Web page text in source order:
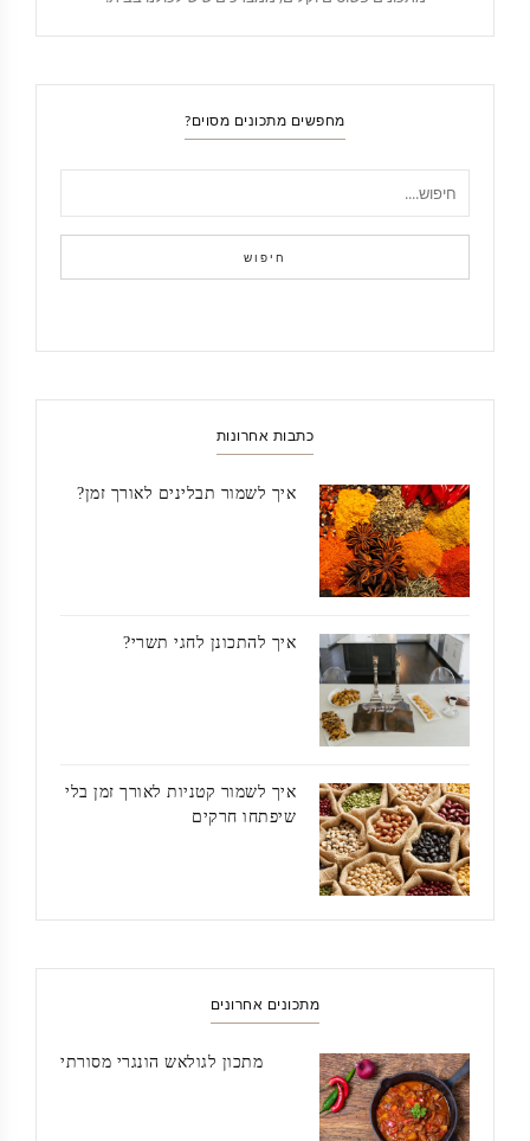
מחפשים מתכונים מסוים?
חיפוש
כתבות אחרונות
איך לשמור תבלינים לאורך זמן?
איך להתכונן לחגי תשרי?
איך לשמור קטניות לאורך זמן בלי
שיפתחו חרקים
מתכונים אחרונים
מתכון לגולאש הונגרי מסורתי